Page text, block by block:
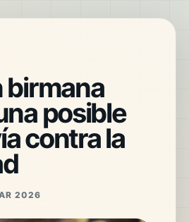
birmana
posible
contra la
2026